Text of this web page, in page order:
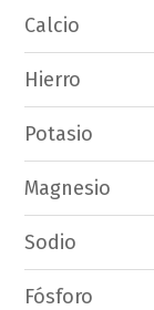
Calcio
Hierro
Potasio
Magnesio
Sodio
Fósforo